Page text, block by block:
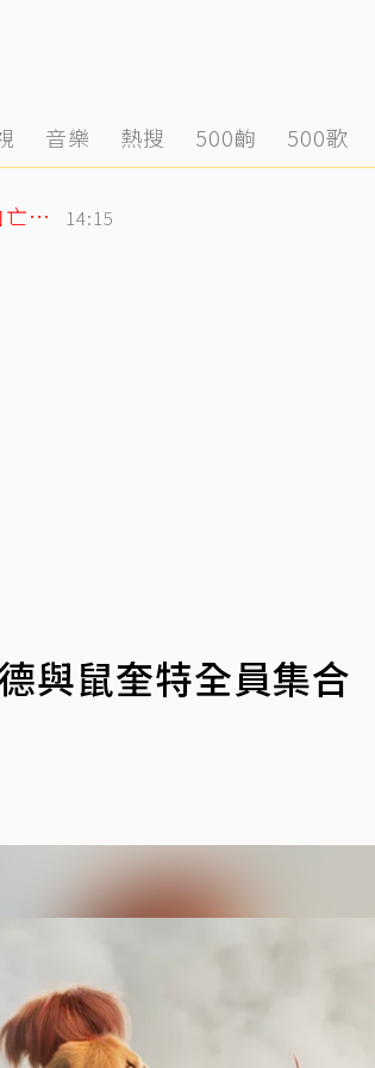
音樂 熱搜 500齣 500歌
北影影后李亦捷父親節拋喜訊！曬產檢照升格準媽媽 告白亡父超感人 14:15
德與鼠奎特全員集